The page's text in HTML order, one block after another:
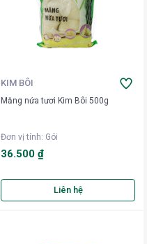
KIM BÔI
Măng nứa tươi Kim Bôi 500g
Đơn vị tính: Gói
36.500 ₫
Liên hệ